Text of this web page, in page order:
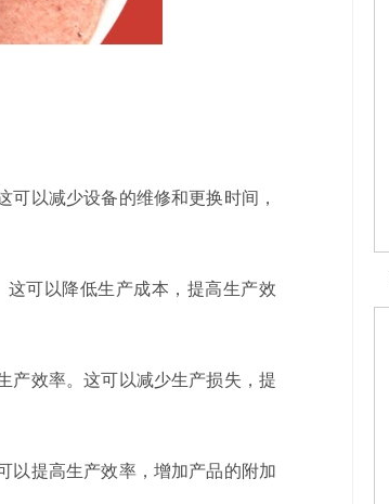
以减少设备的维修和更换时间，
可以降低生产成本，提高生产效
产效率。这可以减少生产损失，提
以提高生产效率，增加产品的附加